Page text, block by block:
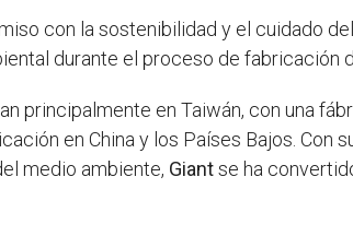
con la sostenibilidad y el cuidado
durante el proceso de fabricación
principalmente en Taiwán, con una
en China y los Países Bajos. Con
medio ambiente, Giantse ha